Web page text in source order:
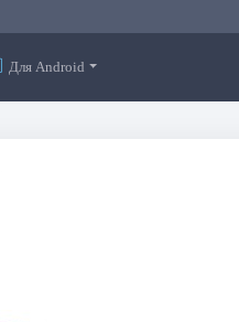
Для Android